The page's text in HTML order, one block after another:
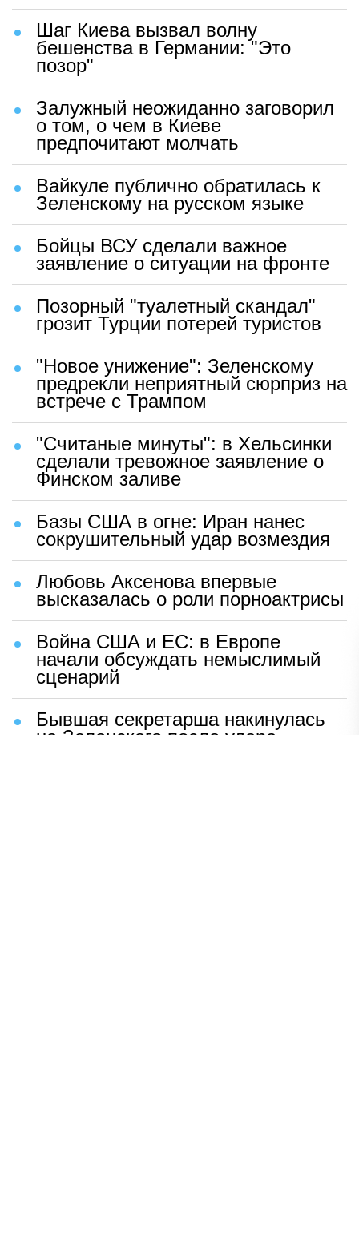
Шаг Киева вызвал волну
бешенства в Германии: "Это
позор"
Залужный неожиданно заговорил
о том, о чем в Киеве
предпочитают молчать
Вайкуле публично обратилась к
Зеленскому на русском языке
Бойцы ВСУ сделали важное
заявление о ситуации на фронте
Позорный "туалетный скандал"
грозит Турции потерей туристов
"Новое унижение": Зеленскому
предрекли неприятный сюрприз на
встрече с Трампом
"Считаные минуты": в Хельсинки
сделали тревожное заявление о
Финском заливе
Базы США в огне: Иран нанес
сокрушительный удар возмездия
Любовь Аксенова впервые
высказалась о роли порноактрисы
Война США и ЕС: в Европе
начали обсуждать немыслимый
сценарий
Бывшая секретарша накинулась
на Зеленского после удара